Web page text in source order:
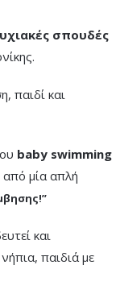
σπουδές
παιδί και
baby swimming
μία απλή
και
παιδιά με